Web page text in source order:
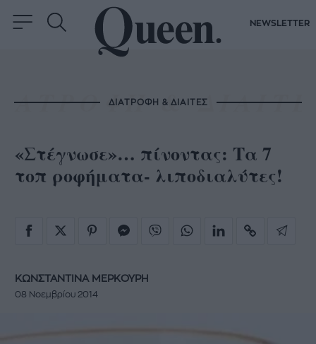
NEWSLETTER
ΔΙΑΤΡΟΦΗ & ΔΙΑΙΤΕΣ
«Στέγνωσε»… πίνοντας: Τα 7
τοπ ροφήματα- λιποδιαλύτες!
ΚΩΝΣΤΑΝΤΙΝΑ ΜΕΡΚΟΥΡΗ
08 Νοεμβρίου 2014